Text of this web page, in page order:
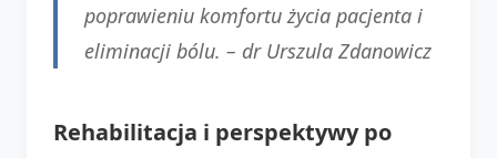
poprawieniu komfortu życia pacjenta i
eliminacji bólu. – dr Urszula Zdanowicz
Rehabilitacja i perspektywy po